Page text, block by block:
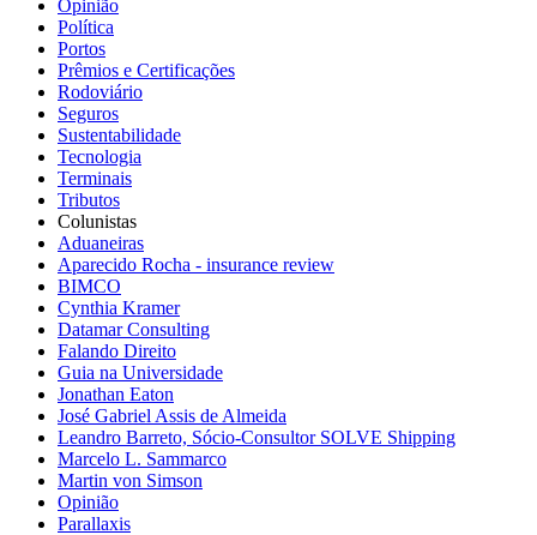
Opinião
Política
Portos
Prêmios e Certificações
Rodoviário
Seguros
Sustentabilidade
Tecnologia
Terminais
Tributos
Colunistas
Aduaneiras
Aparecido Rocha - insurance review
BIMCO
Cynthia Kramer
Datamar Consulting
Falando Direito
Guia na Universidade
Jonathan Eaton
José Gabriel Assis de Almeida
Leandro Barreto, Sócio-Consultor SOLVE Shipping
Marcelo L. Sammarco
Martin von Simson
Opinião
Parallaxis